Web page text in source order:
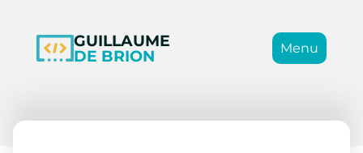
GUILLAUME
DE BRION Menu